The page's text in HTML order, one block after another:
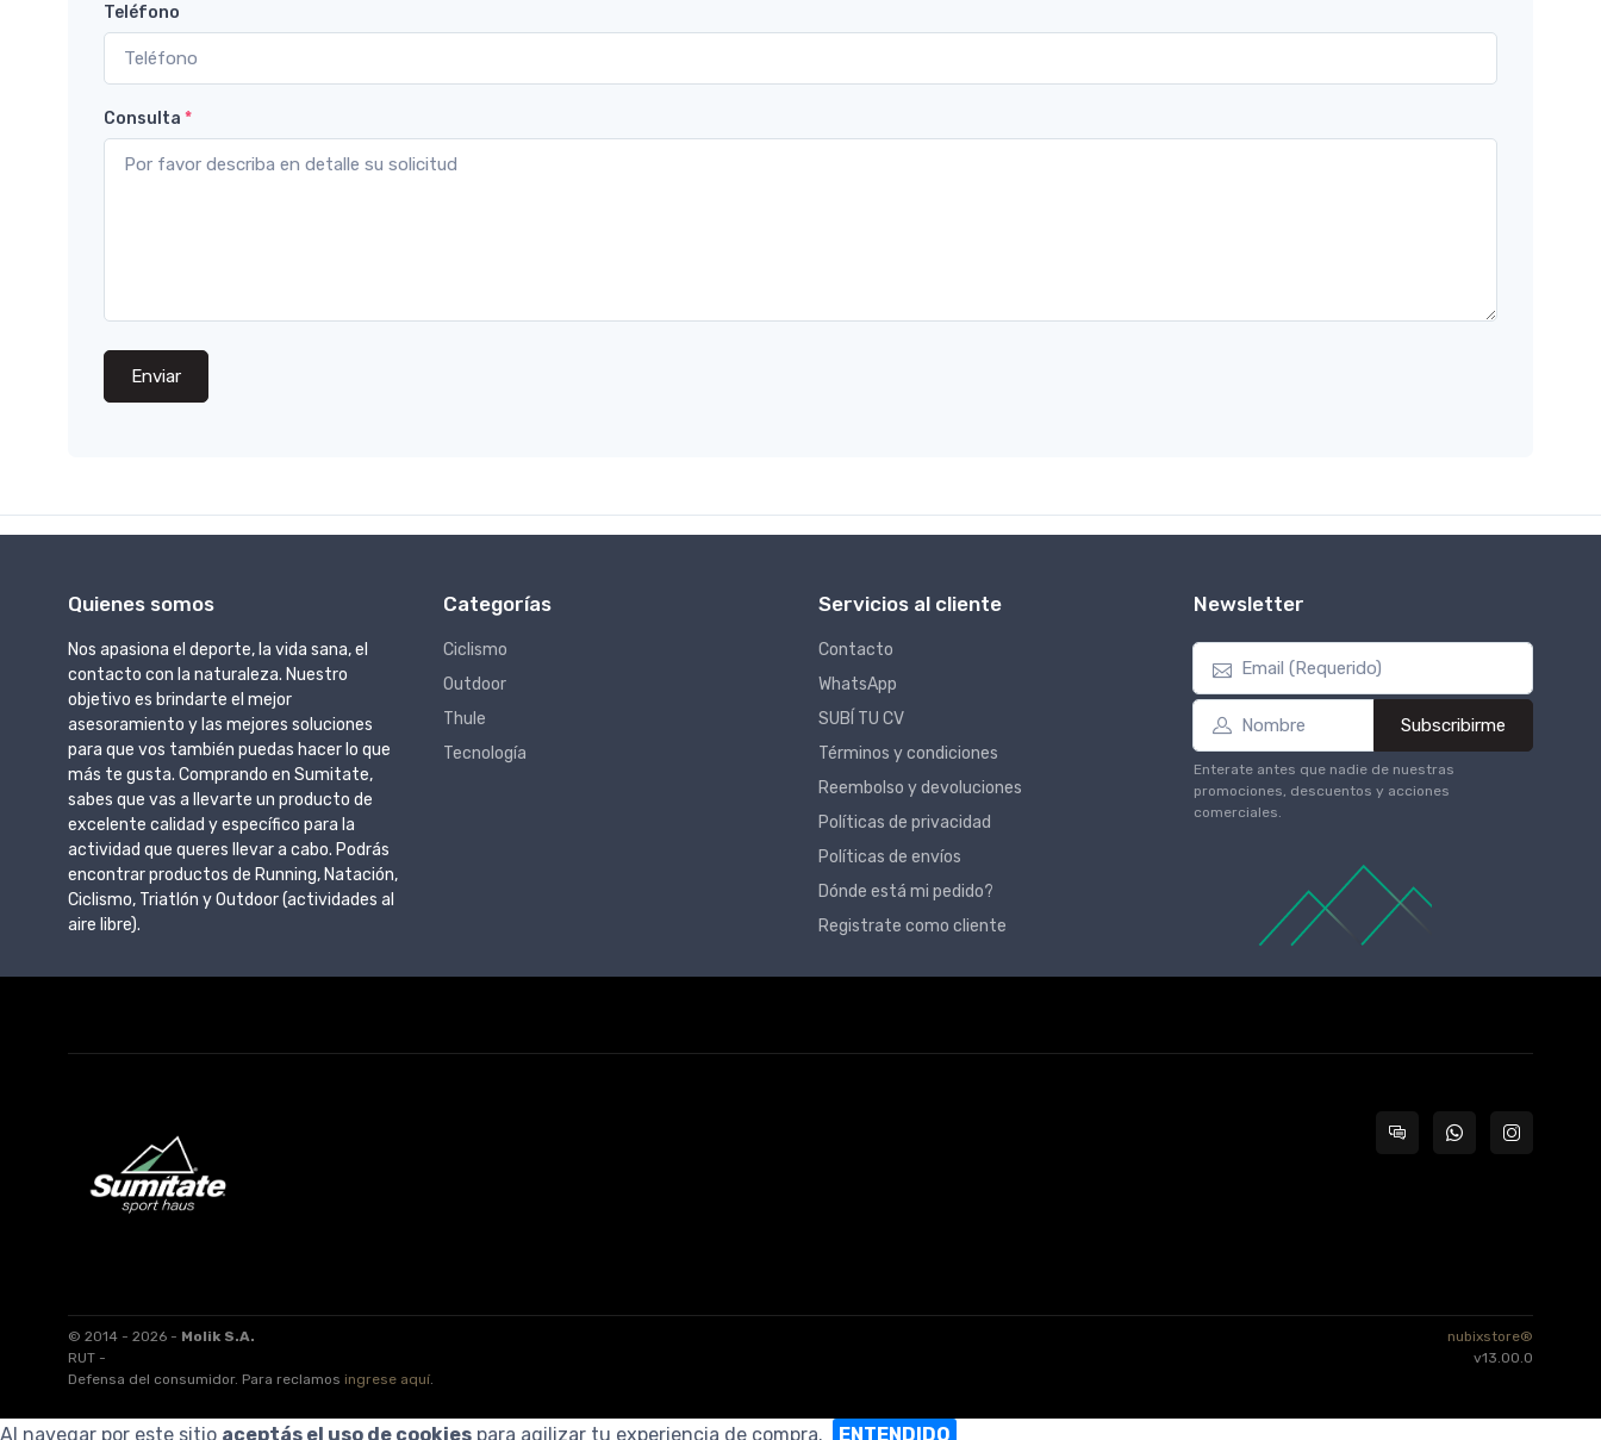
Teléfono
Consulta *
Enviar
Quienes somos
Nos apasiona el deporte, la vida sana, el
contacto con la naturaleza. Nuestro
objetivo es brindarte el mejor
asesoramiento y las mejores soluciones
para que vos también puedas hacer lo que
más te gusta. Comprando en Sumitate,
sabes que vas a llevarte un producto de
excelente calidad y específico para la
actividad que queres llevar a cabo. Podrás
encontrar productos de Running, Natación,
Ciclismo, Triatlón y Outdoor (actividades al
aire libre).
Categorías
Ciclismo
Outdoor
Thule
Tecnología
Servicios al cliente
Contacto
WhatsApp
SUBÍ TU CV
Términos y condiciones
Reembolso y devoluciones
Políticas de privacidad
Políticas de envíos
Dónde está mi pedido?
Registrate como cliente
Newsletter
Subscribirme
Enterate antes que nadie de nuestras
promociones, descuentos y acciones
comerciales.
© 2014 - 2026 - Molik S.A.
RUT -
Defensa del consumidor. Para reclamos ingrese aquí.
nubixstore®
v13.00.0
Al navegar por este sitio aceptás el uso de cookies para agilizar tu experiencia de compra. ENTENDIDO